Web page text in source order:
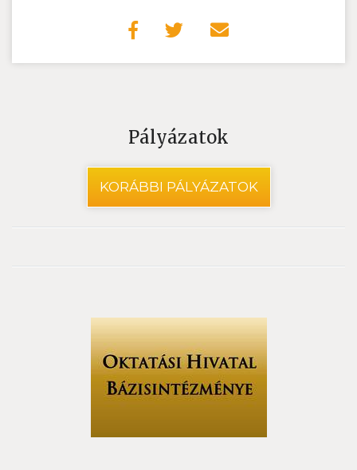
Pályázatok
KORÁBBI PÁLYÁZATOK